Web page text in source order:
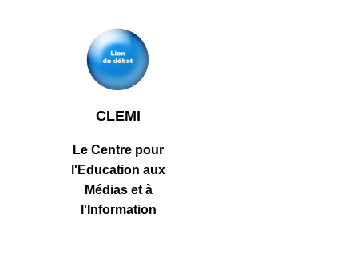
CLEMI
Le Centre pour
l'Education aux
Médias et à
l'Information